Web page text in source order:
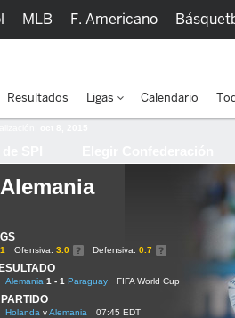
Alemania
Ofensiva: 3.0 Defensiva: 0.7
Alemania 1 - 1 Paraguay FIFA World Cup
Holanda vAlemania 07:45 EDT
MLB F. Americano
Resultados Ligas Calendario